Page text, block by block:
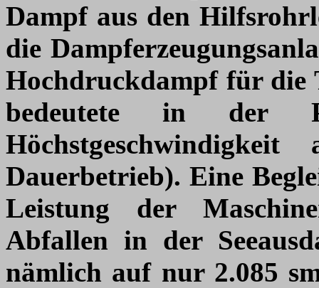
Dampf aus den
die
Hochdruckdampf für die
bedeutete in der
Dauerbetrieb). Eine
Leistung der
Abfallen in der
nämlich auf nur 2.085